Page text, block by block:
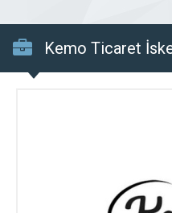
Kemo Ticaret